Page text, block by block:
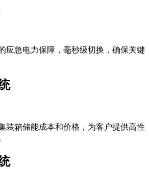
应急电力保障，毫秒级切换，确保关键
装箱储能成本和价格，为客户提供高性